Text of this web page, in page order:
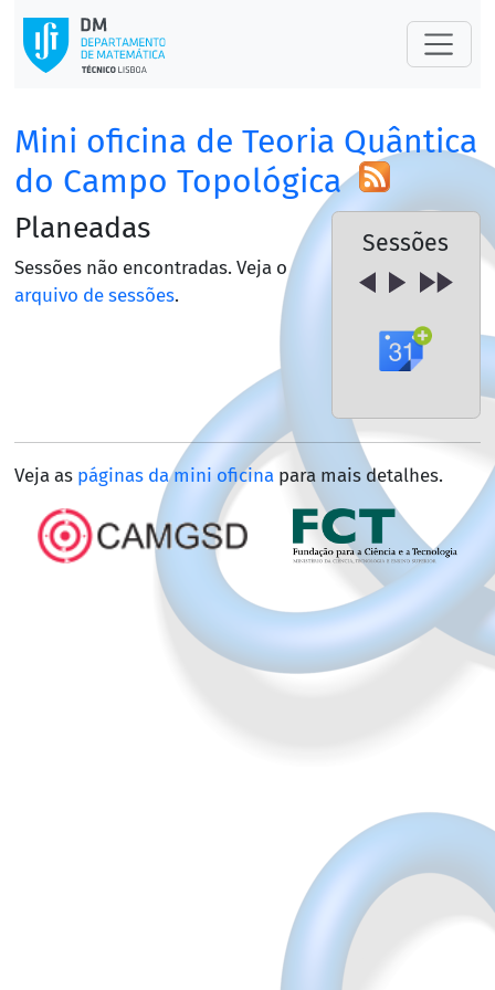
Mini oficina de Teoria Quântica
do Campo Topológica
Sessões
Planeadas
Sessões não encontradas. Veja o
arquivo de sessões.
Veja as páginas da mini oficina para mais detalhes.